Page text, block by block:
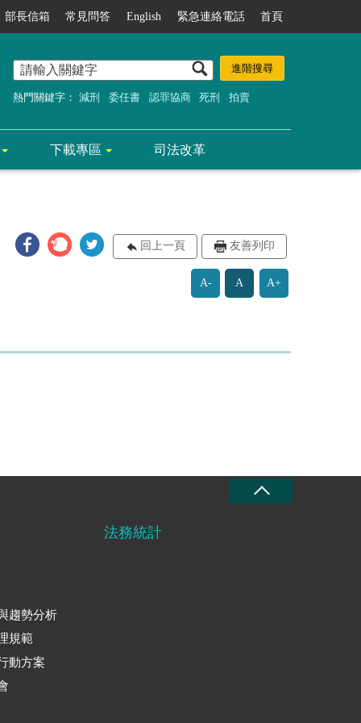
部長信箱 常見問答 English 緊急連絡電話 首頁
熱門關鍵字： 減刑 委任書 認罪協商 死刑 拍賣
下載專區 司法改革
回上一頁 友善列印
A- A A+
趨勢分析
規範
動方案
法務統計